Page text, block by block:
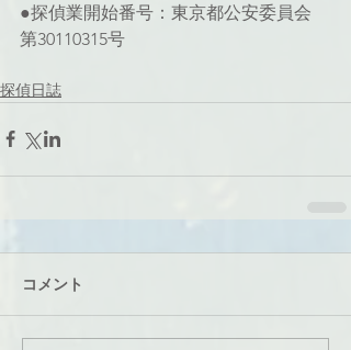
●探偵業開始番号：東京都公安委員会
第30110315号
探偵日誌
コメント